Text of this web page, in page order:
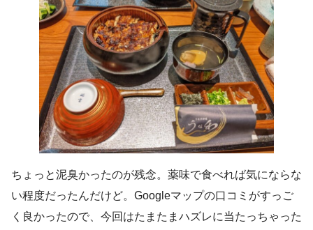
ちょっと泥臭かったのが残念。薬味で食べれば気にならな
い程度だったんだけど。Googleマップの口コミがすっご
く良かったので、今回はたまたまハズレに当たっちゃった